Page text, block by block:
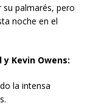
su palmarés, pero
noche en el
y Kevin Owens:
la intensa